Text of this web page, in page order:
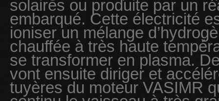
solaires ou produite par un
embarqué. Cette électricité
ioniser un mélange
chauffée à très haute
se transformer en plasma.
vont ensuite diriger et
tuyères du moteur VASIMR